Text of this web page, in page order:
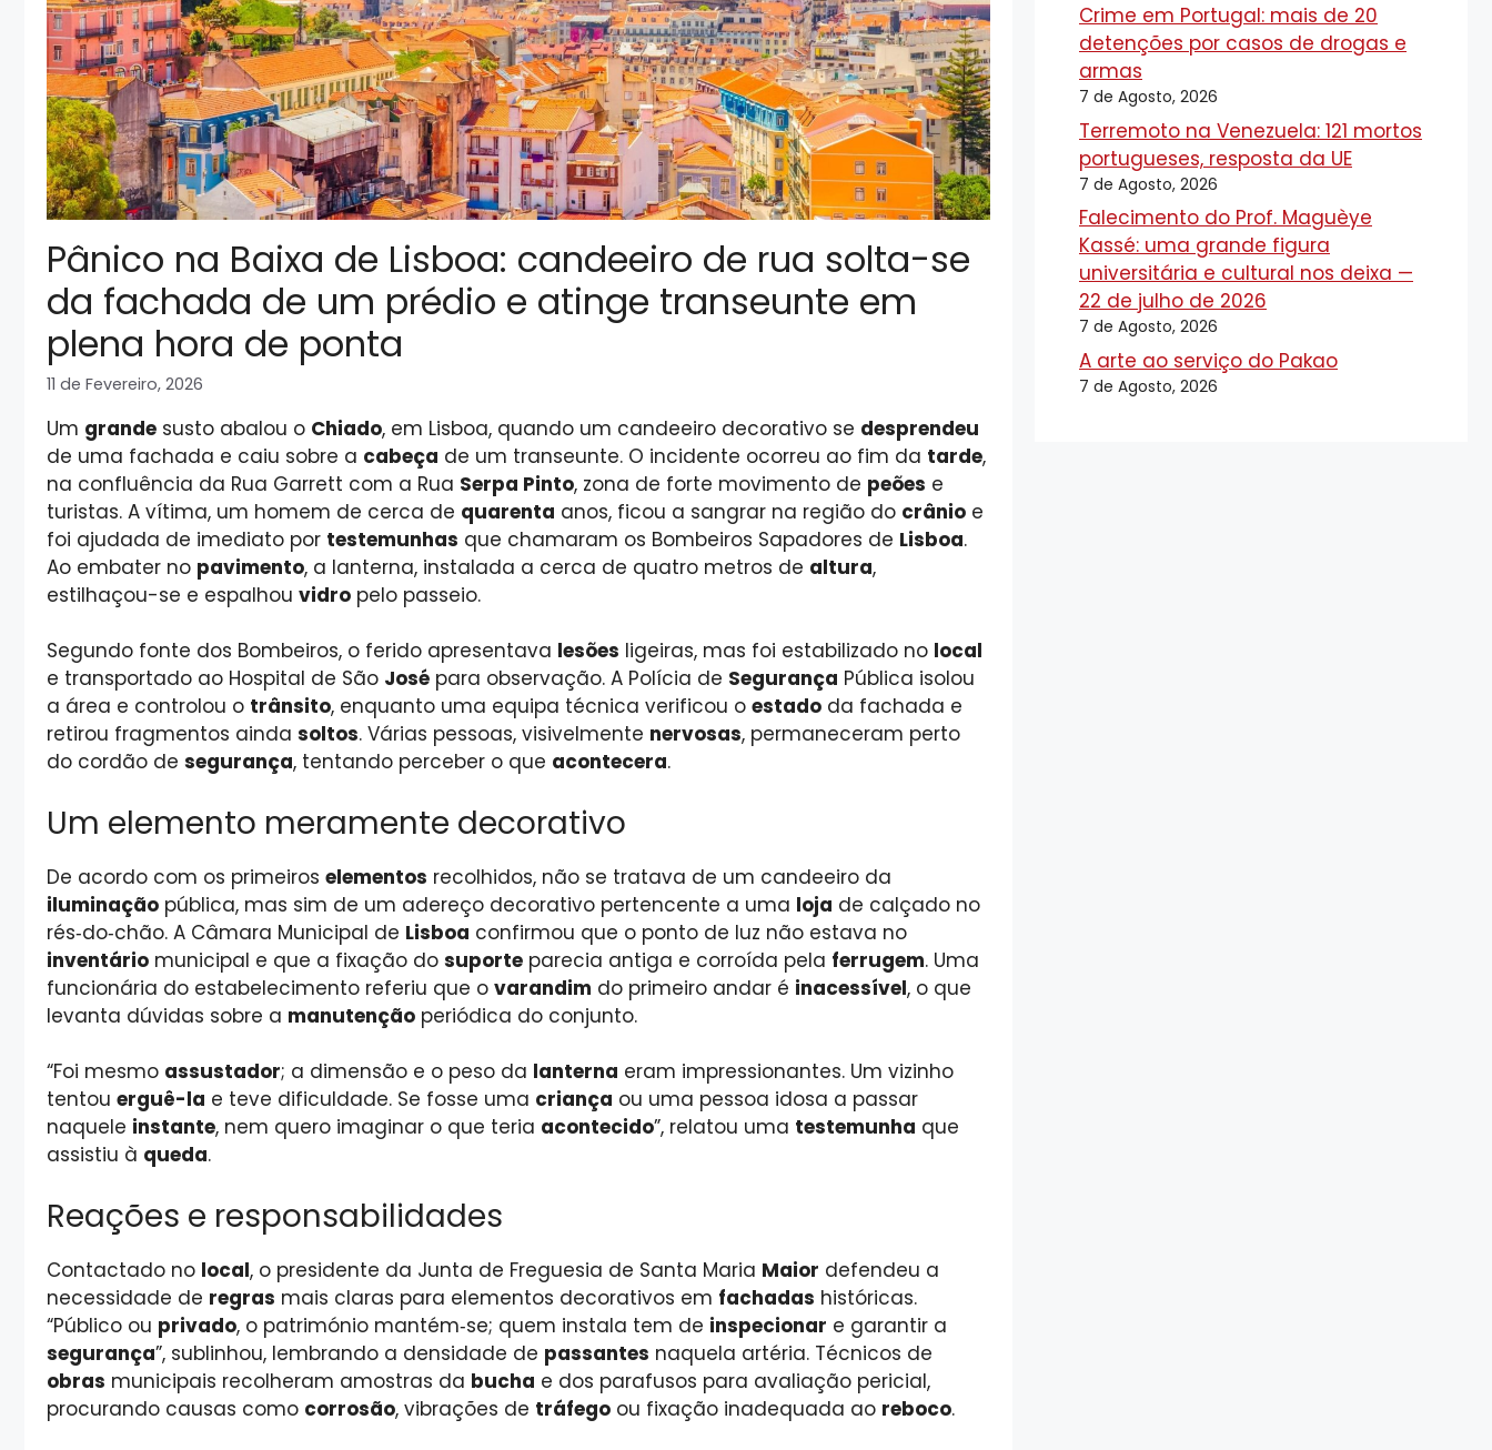
Pânico na Baixa de Lisboa: candeeiro de rua solta-se
da fachada de um prédio e atinge transeunte em
plena hora de ponta
11 de Fevereiro, 2026
Um grande susto abalou o Chiado, em Lisboa, quando um candeeiro decorativo se desprendeu
de uma fachada e caiu sobre a cabeça de um transeunte. O incidente ocorreu ao fim da tarde,
na confluência da Rua Garrett com a Rua Serpa Pinto, zona de forte movimento de peões e
turistas. A vítima, um homem de cerca de quarenta anos, ficou a sangrar na região do crânio e
foi ajudada de imediato por testemunhas que chamaram os Bombeiros Sapadores de Lisboa.
Ao embater no pavimento, a lanterna, instalada a cerca de quatro metros de altura,
estilhaçou-se e espalhou vidro pelo passeio.
Segundo fonte dos Bombeiros, o ferido apresentava lesões ligeiras, mas foi estabilizado no local
e transportado ao Hospital de São José para observação. A Polícia de Segurança Pública isolou
a área e controlou o trânsito, enquanto uma equipa técnica verificou o estado da fachada e
retirou fragmentos ainda soltos. Várias pessoas, visivelmente nervosas, permaneceram perto
do cordão de segurança, tentando perceber o que acontecera.
Um elemento meramente decorativo
De acordo com os primeiros elementos recolhidos, não se tratava de um candeeiro da
iluminação pública, mas sim de um adereço decorativo pertencente a uma loja de calçado no
rés‑do‑chão. A Câmara Municipal de Lisboa confirmou que o ponto de luz não estava no
inventário municipal e que a fixação do suporte parecia antiga e corroída pela ferrugem. Uma
funcionária do estabelecimento referiu que o varandim do primeiro andar é inacessível, o que
levanta dúvidas sobre a manutenção periódica do conjunto.
“Foi mesmo assustador; a dimensão e o peso da lanterna eram impressionantes. Um vizinho
tentou erguê-la e teve dificuldade. Se fosse uma criança ou uma pessoa idosa a passar
naquele instante, nem quero imaginar o que teria acontecido”, relatou uma testemunha que
assistiu à queda.
Reações e responsabilidades
Contactado no local, o presidente da Junta de Freguesia de Santa Maria Maior defendeu a
necessidade de regras mais claras para elementos decorativos em fachadas históricas.
“Público ou privado, o património mantém‑se; quem instala tem de inspecionar e garantir a
segurança”, sublinhou, lembrando a densidade de passantes naquela artéria. Técnicos de
obras municipais recolheram amostras da bucha e dos parafusos para avaliação pericial,
procurando causas como corrosão, vibrações de tráfego ou fixação inadequada ao reboco.
Crime em Portugal: mais de 20
detenções por casos de drogas e
armas
7 de Agosto, 2026
Terremoto na Venezuela: 121 mortos
portugueses, resposta da UE
7 de Agosto, 2026
Falecimento do Prof. Maguèye
Kassé: uma grande figura
universitária e cultural nos deixa —
22 de julho de 2026
7 de Agosto, 2026
A arte ao serviço do Pakao
7 de Agosto, 2026